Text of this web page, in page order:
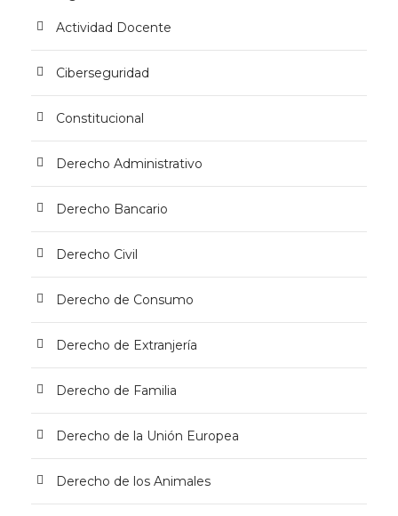
Actividad Docente
Ciberseguridad
Constitucional
Derecho Administrativo
Derecho Bancario
Derecho Civil
Derecho de Consumo
Derecho de Extranjería
Derecho de Familia
Derecho de la Unión Europea
Derecho de los Animales